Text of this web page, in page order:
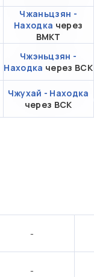
Чжаньцзян -
Находка через
ВМКТ
Чжэньцзян -
Находка через ВСК
Чжухай - Находка
через ВСК
-
-